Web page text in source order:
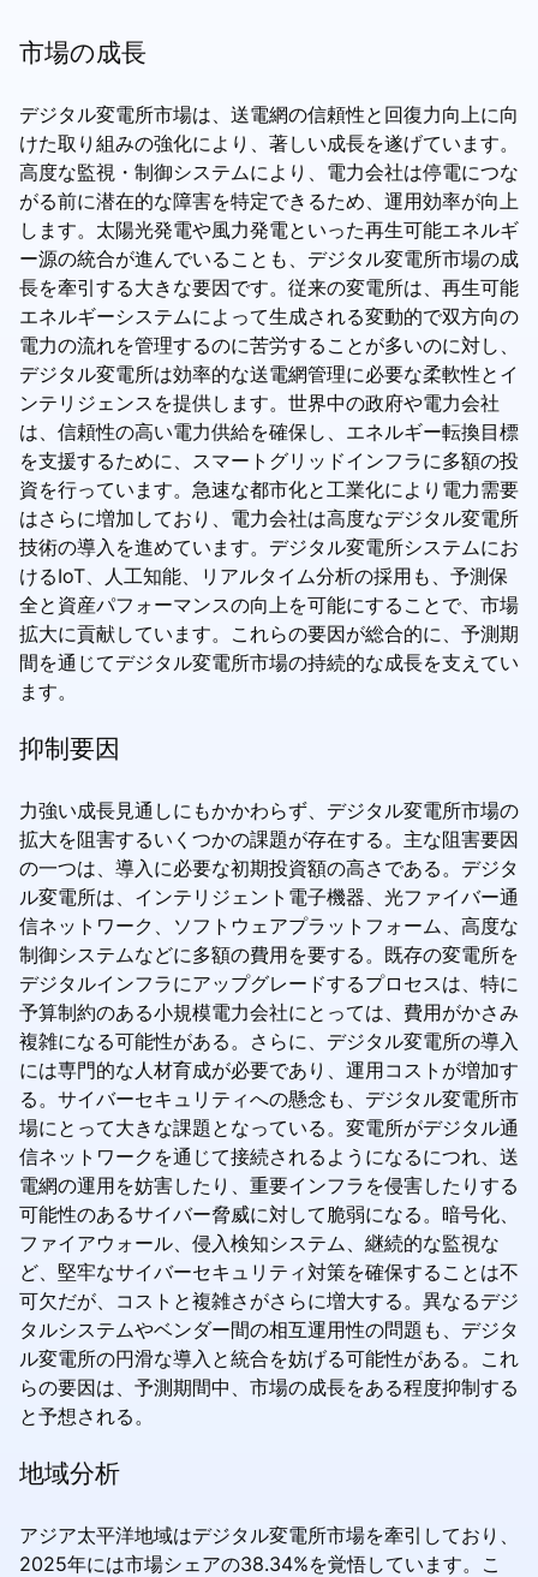
市場の成長
デジタル変電所市場は、送電網の信頼性と回復力向上に向
けた取り組みの強化により、著しい成長を遂げています。
高度な監視・制御システムにより、電力会社は停電につな
がる前に潜在的な障害を特定できるため、運用効率が向上
します。太陽光発電や風力発電といった再生可能エネルギ
ー源の統合が進んでいることも、デジタル変電所市場の成
長を牽引する大きな要因です。従来の変電所は、再生可能
エネルギーシステムによって生成される変動的で双方向の
電力の流れを管理するのに苦労することが多いのに対し、
デジタル変電所は効率的な送電網管理に必要な柔軟性とイ
ンテリジェンスを提供します。世界中の政府や電力会社
は、信頼性の高い電力供給を確保し、エネルギー転換目標
を支援するために、スマートグリッドインフラに多額の投
資を行っています。急速な都市化と工業化により電力需要
はさらに増加しており、電力会社は高度なデジタル変電所
技術の導入を進めています。デジタル変電所システムにお
けるIoT、人工知能、リアルタイム分析の採用も、予測保
全と資産パフォーマンスの向上を可能にすることで、市場
拡大に貢献しています。これらの要因が総合的に、予測期
間を通じてデジタル変電所市場の持続的な成長を支えてい
ます。
抑制要因
力強い成長見通しにもかかわらず、デジタル変電所市場の
拡大を阻害するいくつかの課題が存在する。主な阻害要因
の一つは、導入に必要な初期投資額の高さである。デジタ
ル変電所は、インテリジェント電子機器、光ファイバー通
信ネットワーク、ソフトウェアプラットフォーム、高度な
制御システムなどに多額の費用を要する。既存の変電所を
デジタルインフラにアップグレードするプロセスは、特に
予算制約のある小規模電力会社にとっては、費用がかさみ
複雑になる可能性がある。さらに、デジタル変電所の導入
には専門的な人材育成が必要であり、運用コストが増加す
る。サイバーセキュリティへの懸念も、デジタル変電所市
場にとって大きな課題となっている。変電所がデジタル通
信ネットワークを通じて接続されるようになるにつれ、送
電網の運用を妨害したり、重要インフラを侵害したりする
可能性のあるサイバー脅威に対して脆弱になる。暗号化、
ファイアウォール、侵入検知システム、継続的な監視な
ど、堅牢なサイバーセキュリティ対策を確保することは不
可欠だが、コストと複雑さがさらに増大する。異なるデジ
タルシステムやベンダー間の相互運用性の問題も、デジタ
ル変電所の円滑な導入と統合を妨げる可能性がある。これ
らの要因は、予測期間中、市場の成長をある程度抑制する
と予想される。
地域分析
アジア太平洋地域はデジタル変電所市場を牽引しており、
2025年には市場シェアの38.34%を覚悟しています。こ